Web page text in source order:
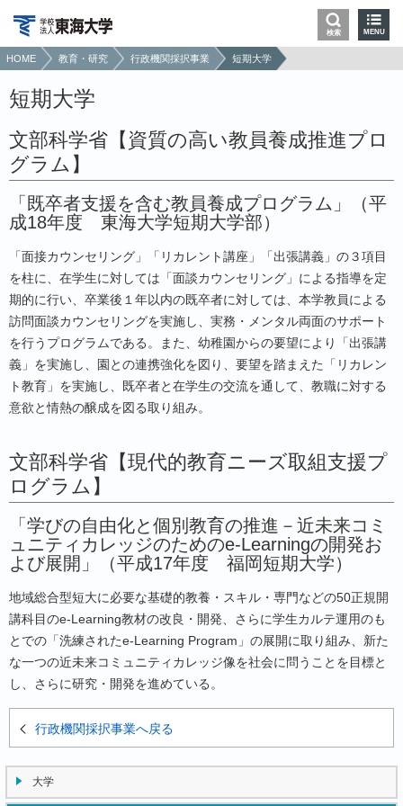
検索 MENU
HOME 教育・研究 行政機関採択事業 短期大学
短期大学
文部科学省【資質の高い教員養成推進プロ
グラム】
「既卒者支援を含む教員養成プログラム」（平
成18年度 東海大学短期大学部）
「面接カウンセリング」「リカレント講座」「出張講義」の３項目
を柱に、在学生に対しては「面談カウンセリング」による指導を定
期的に行い、卒業後１年以内の既卒者に対しては、本学教員による
訪問面談カウンセリングを実施し、実務・メンタル両面のサポート
を行うプログラムである。また、幼稚園からの要望により「出張講
義」を実施し、園との連携強化を図り、要望を踏まえた「リカレン
ト教育」を実施し、既卒者と在学生の交流を通して、教職に対する
意欲と情熱の醸成を図る取り組み。
文部科学省【現代的教育ニーズ取組支援プ
ログラム】
「学びの自由化と個別教育の推進－近未来コミ
ュニティカレッジのためのe-Learningの開発お
よび展開」（平成17年度 福岡短期大学）
地域総合型短大に必要な基礎的教養・スキル・専門などの50正規開
講科目のe-Learning教材の改良・開発、さらに学生カルテ運用のも
とでの「洗練されたe-Learning Program」の展開に取り組み、新た
な一つの近未来コミュニティカレッジ像を社会に問うことを目標と
し、さらに研究・開発を進めている。
行政機関採択事業へ戻る
大学